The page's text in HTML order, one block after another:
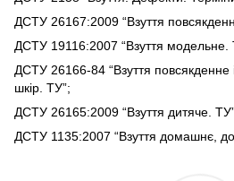
ДСТУ 26167:2009 “Взуття
ДСТУ 19116:2007 “Взуття модельне.
ДСТУ 26166-84 “Взуття повсякденне
шкір. ТУ”;
ДСТУ 26165:2009 “Взуття дитяче.
ДСТУ 1135:2007 “Взуття домашнє,